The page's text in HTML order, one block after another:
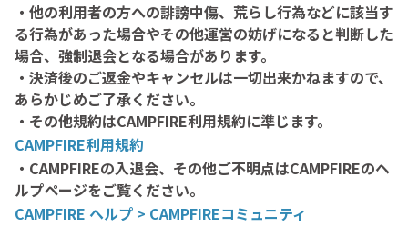
・他の利用者の方への誹謗中傷、荒らし行為などに該当す
る行為があった場合やその他運営の妨げになると判断した
場合、強制退会となる場合があります。
・決済後のご返金やキャンセルは一切出来かねますので、
あらかじめご了承ください。
・その他規約はCAMPFIRE利用規約に準じます。
CAMPFIRE利用規約
・CAMPFIREの入退会、その他ご不明点はCAMPFIREのヘ
ルプページをご覧ください。
CAMPFIRE ヘルプ > CAMPFIREコミュニティ